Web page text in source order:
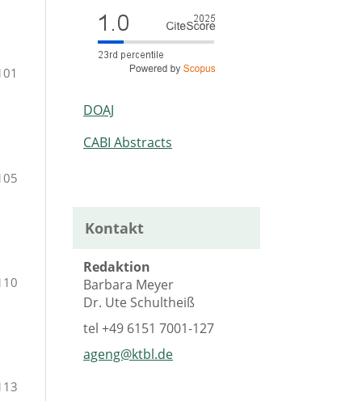
DOAJ
CABI Abstracts
Kontakt
Redaktion
Barbara Meyer
Dr. Ute Schultheiß
tel+49 6151 7001-127
ageng@ktbl.de